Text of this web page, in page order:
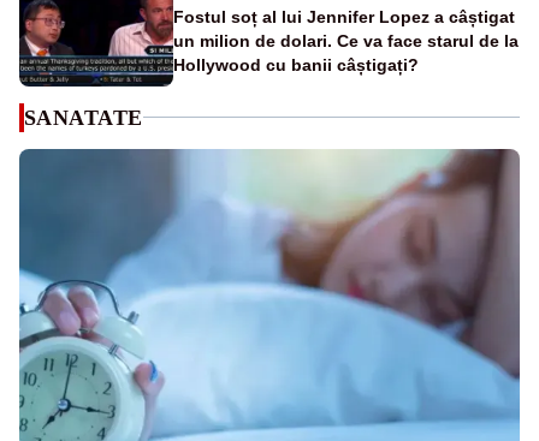
Fostul soț al lui Jennifer Lopez a câștigat
un milion de dolari. Ce va face starul de la
Hollywood cu banii câștigați?
SANATATE